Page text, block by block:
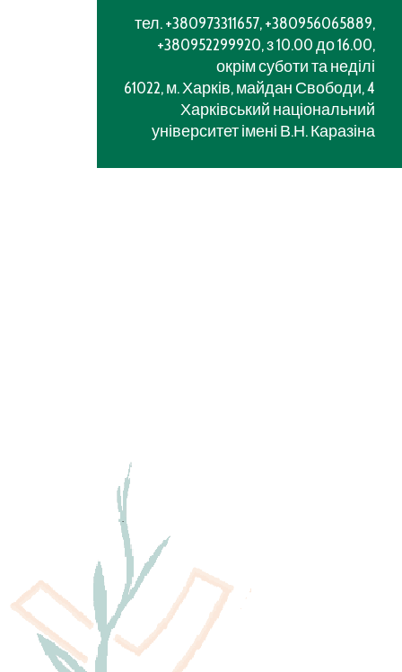
тел. +380973311657, +380956065889,
+380952299920, з 10.00 до 16.00,
окрім суботи та неділі
61022, м. Харків, майдан Свободи, 4
Харківський національний
університет імені В.Н. Каразіна